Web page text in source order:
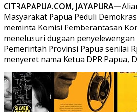
CITRAPAPUA.COM, JAYAPURA—
Masyarakat Papua Peduli
meminta Komisi Pemberantasan
menelusuri dugaan penyelewengan
Pemerintah Provinsi Papua senilai
menyeret nama Ketua DPR Papua,